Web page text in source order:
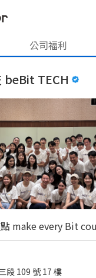
公司福利
beBit TECH
make every Bit
段 109 號 17 樓